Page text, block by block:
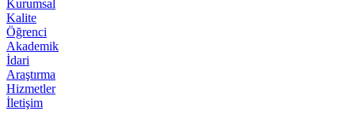
Kurumsal
Kalite
Öğrenci
Akademik
İdari
Araştırma
Hizmetler
İletişim